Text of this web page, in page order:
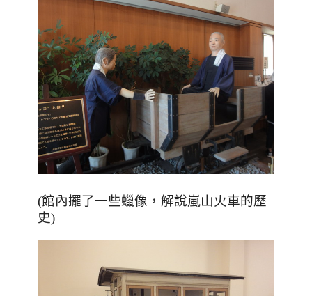
(館內擺了一些蠟像 ， 解說嵐山火車的歷
史)